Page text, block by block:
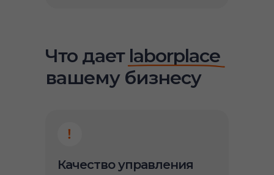
Качество управления
Что дает laborplace
вашему бизнесу